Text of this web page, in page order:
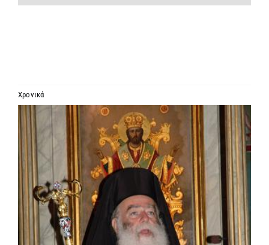
KEIMENA
MEDIA
ΕΝΗΜΕΡΩΣΗ
ΣΥΝΔΕΣΕΙΣ
Χρονικά
Προβολή
μεγαλύτερης
εικόνας